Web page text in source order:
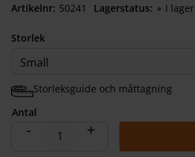
Storlek
Small
Storleksguide och måttagning
Antal
+
-
Lagerstatus I lager
Artikelnr 502410040